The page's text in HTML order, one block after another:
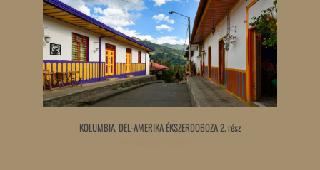
KOLUMBIA, DÉL-AMERIKA ÉKSZERDOBOZA 2. rész